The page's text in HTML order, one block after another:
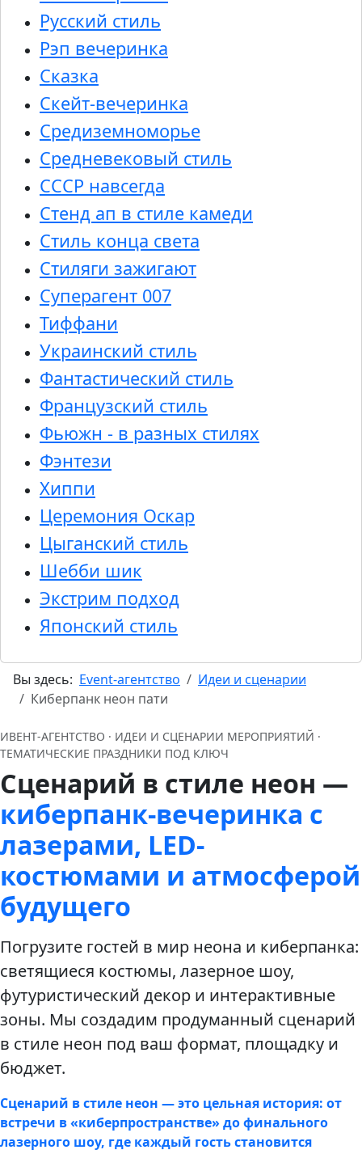
Русский стиль
Рэп вечеринка
Сказка
Скейт-вечеринка
Средиземноморье
Средневековый стиль
СССР навсегда
Стенд ап в стиле камеди
Стиль конца света
Стиляги зажигают
Суперагент 007
Тиффани
Украинский стиль
Фантастический стиль
Французский стиль
Фьюжн - в разных стилях
Фэнтези
Хиппи
Церемония Оскар
Цыганский стиль
Шебби шик
Экстрим подход
Японский стиль
Вы здесь: Event-агентство
Идеи и сценарии
Киберпанк неон пати
ИВЕНТ‑АГЕНТСТВО · ИДЕИ И СЦЕНАРИИ МЕРОПРИЯТИЙ ·
ТЕМАТИЧЕСКИЕ ПРАЗДНИКИ ПОД КЛЮЧ
Сценарий в стиле неон —
киберпанк-вечеринка с
лазерами, LED-
костюмами и атмосферой
будущего
Погрузите гостей в мир неона и киберпанка:
светящиеся костюмы, лазерное шоу,
футуристический декор и интерактивные
зоны. Мы создадим продуманный сценарий
в стиле неон под ваш формат, площадку и
бюджет.
Сценарий в стиле неон — это цельная история: от
встречи в «киберпространстве» до финального
лазерного шоу, где каждый гость становится